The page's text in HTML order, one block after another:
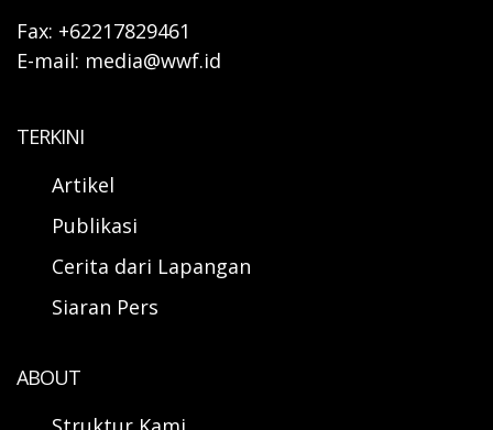
Fax: +62217829461
E-mail: media@wwf.id
TERKINI
Artikel
Publikasi
Cerita dari Lapangan
Siaran Pers
ABOUT